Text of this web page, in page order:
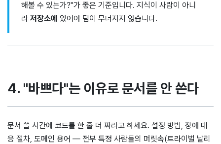
해볼 수 있는가?"가 좋은 기준입니다. 지식이 사람이 아니
라 저장소에 있어야 팀이 무너지지 않습니다.
4. "바쁘다"는 이유로 문서를 안 쓴다
문서 쓸 시간에 코드를 한 줄 더 짜라고 하세요. 설정 방법, 장애 대
응 절차, 도메인 용어 — 전부 특정 사람들의 머릿속(트라이벌 날리